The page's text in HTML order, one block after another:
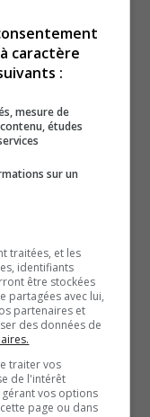
de
la mairesse de
sont en
Val-d’Or.
a rapporté
JE.
caractère
:
mesure de
études
sur un
traitées, et les
identifiants
être stockées
partagées avec lui,
partenaires et
des données de
traiter vos
de l'intérêt
vos options
page ou dans